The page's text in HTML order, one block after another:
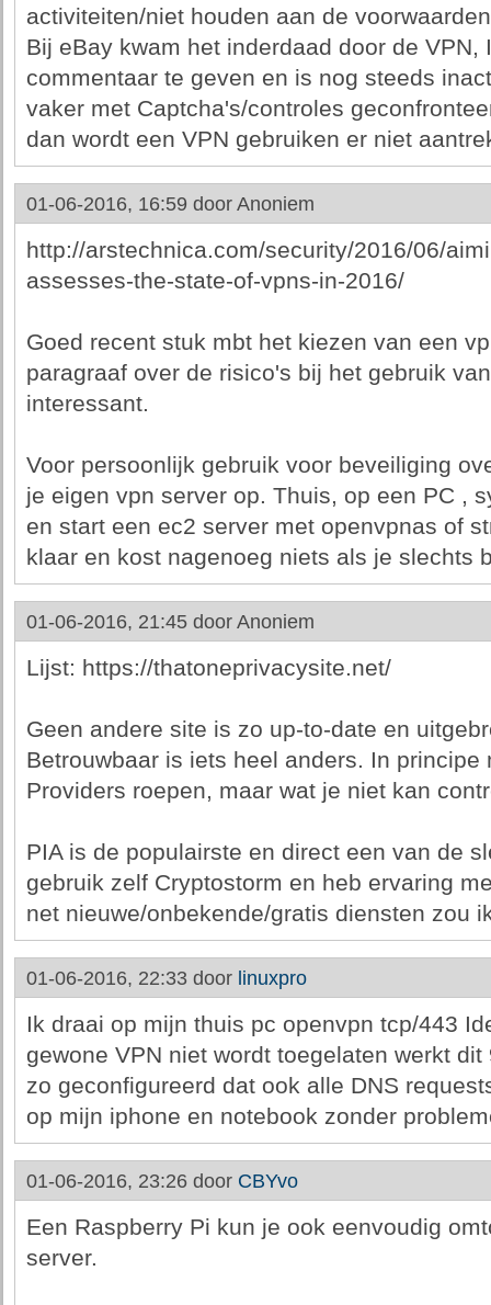
activiteiten/niet houden aan de
Bij eBay kwam het inderdaad door de VPN,
commentaar te geven en is nog steeds
vaker met Captcha's/controles
dan wordt een VPN gebruiken er niet
01-06-2016, 16:59 door Anoniem
http://arstechnica.com/security/2016/06/
assesses-the-state-of-vpns-in-2016/
Goed recent stuk mbt het kiezen van een
paragraaf over de risico's bij het gebruik
interessant.
Voor persoonlijk gebruik voor beveiliging
je eigen vpn server op. Thuis, op een PC ,
en start een ec2 server met openvpnas of
klaar en kost nagenoeg niets als je slechts
01-06-2016, 21:45 door Anoniem
Lijst: https://thatoneprivacysite.net/
Geen andere site is zo up-to-date en
Betrouwbaar is iets heel anders. In principe
Providers roepen, maar wat je niet kan
PIA is de populairste en direct een van de
gebruik zelf Cryptostorm en heb ervaring
net nieuwe/onbekende/gratis diensten zou
01-06-2016, 22:33 door linuxpro
Ik draai op mijn thuis pc openvpn tcp/443
gewone VPN niet wordt toegelaten werkt
zo geconfigureerd dat ook alle DNS
op mijn iphone en notebook zonder
01-06-2016, 23:26 door CBYvo
Een Raspberry Pi kun je ook eenvoudig
server.